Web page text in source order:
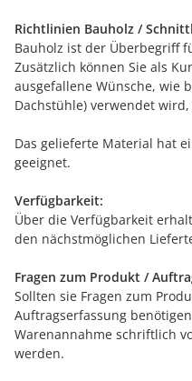
Richtlinien Bauholz /
Bauholz ist der Überbegriff
Zusätzlich können Sie als
ausgefallene Wünsche, wie
Dachstühle) verwendet
Das gelieferte Material hat
geeignet.
Verfügbarkeit:
Über die Verfügbarkeit
den nächstmöglichen
Fragen zum Produkt /
Sollten sie Fragen zum
Auftragserfassung
Warenannahme schriftlich
werden.